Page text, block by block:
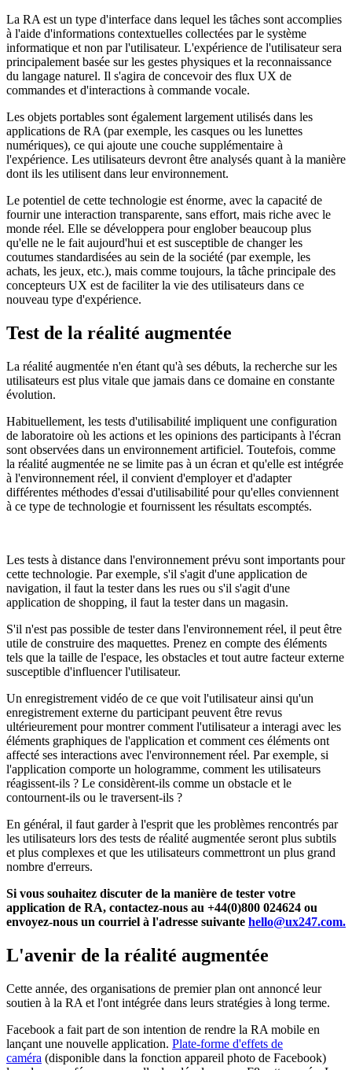
La RA est un type d'interface dans lequel les tâches sont accomplies
à l'aide d'informations contextuelles collectées par le système
informatique et non par l'utilisateur. L'expérience de l'utilisateur sera
principalement basée sur les gestes physiques et la reconnaissance
du langage naturel. Il s'agira de concevoir des flux UX de
commandes et d'interactions à commande vocale.
Les objets portables sont également largement utilisés dans les
applications de RA (par exemple, les casques ou les lunettes
numériques), ce qui ajoute une couche supplémentaire à
l'expérience. Les utilisateurs devront être analysés quant à la manière
dont ils les utilisent dans leur environnement.
Le potentiel de cette technologie est énorme, avec la capacité de
fournir une interaction transparente, sans effort, mais riche avec le
monde réel. Elle se développera pour englober beaucoup plus
qu'elle ne le fait aujourd'hui et est susceptible de changer les
coutumes standardisées au sein de la société (par exemple, les
achats, les jeux, etc.), mais comme toujours, la tâche principale des
concepteurs UX est de faciliter la vie des utilisateurs dans ce
nouveau type d'expérience.
Test de la réalité augmentée
La réalité augmentée n'en étant qu'à ses débuts, la recherche sur les
utilisateurs est plus vitale que jamais dans ce domaine en constante
évolution.
Habituellement, les tests d'utilisabilité impliquent une configuration
de laboratoire où les actions et les opinions des participants à l'écran
sont observées dans un environnement artificiel. Toutefois, comme
la réalité augmentée ne se limite pas à un écran et qu'elle est intégrée
à l'environnement réel, il convient d'employer et d'adapter
différentes méthodes d'essai d'utilisabilité pour qu'elles conviennent
à ce type de technologie et fournissent les résultats escomptés.
Les tests à distance dans l'environnement prévu sont importants pour
cette technologie. Par exemple, s'il s'agit d'une application de
navigation, il faut la tester dans les rues ou s'il s'agit d'une
application de shopping, il faut la tester dans un magasin.
S'il n'est pas possible de tester dans l'environnement réel, il peut être
utile de construire des maquettes. Prenez en compte des éléments
tels que la taille de l'espace, les obstacles et tout autre facteur externe
susceptible d'influencer l'utilisateur.
Un enregistrement vidéo de ce que voit l'utilisateur ainsi qu'un
enregistrement externe du participant peuvent être revus
ultérieurement pour montrer comment l'utilisateur a interagi avec les
éléments graphiques de l'application et comment ces éléments ont
affecté ses interactions avec l'environnement réel. Par exemple, si
l'application comporte un hologramme, comment les utilisateurs
réagissent-ils ? Le considèrent-ils comme un obstacle et le
contournent-ils ou le traversent-ils ?
En général, il faut garder à l'esprit que les problèmes rencontrés par
les utilisateurs lors des tests de réalité augmentée seront plus subtils
et plus complexes et que les utilisateurs commettront un plus grand
nombre d'erreurs.
Si vous souhaitez discuter de la manière de tester votre
application de RA, contactez-nous au +44(0)800 024624 ou
envoyez-nous un courriel à l'adresse suivante hello@ux247.com.
L'avenir de la réalité augmentée
Cette année, des organisations de premier plan ont annoncé leur
soutien à la RA et l'ont intégrée dans leurs stratégies à long terme.
Facebook a fait part de son intention de rendre la RA mobile en
lançant une nouvelle application. Plate-forme d'effets de
caméra (disponible dans la fonction appareil photo de Facebook)